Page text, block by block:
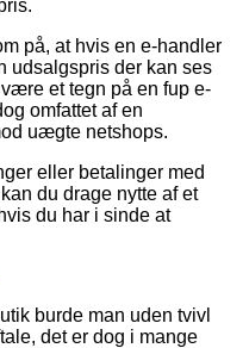
på, at hvis en e-handler
udsalgspris der kan ses
et tegn på en fup e-
omfattet af en
uægte netshops.
eller betalinger med
du drage nytte af et
du har i sinde at
burde man uden tvivl
det er dog i mange